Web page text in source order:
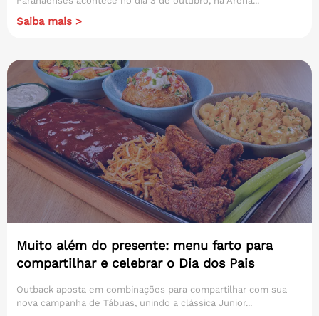
Saiba mais >
Muito além do presente: menu farto para
compartilhar e celebrar o Dia dos Pais
Outback aposta em combinações para compartilhar com sua
nova campanha de Tábuas, unindo a clássica Junior...